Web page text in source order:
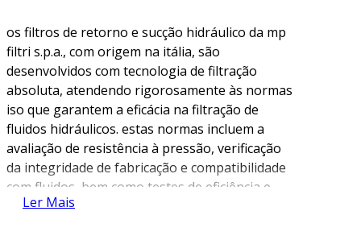
os filtros de retorno e sucção hidráulico da mp
filtri s.p.a., com origem na itália, são
desenvolvidos com tecnologia de filtração
absoluta, atendendo rigorosamente às normas
iso que garantem a eficácia na filtração de
fluidos hidráulicos. estas normas incluem a
avaliação de resistência à pressão, verificação
da integridade de fabricação e compatibilidade
com fluidos, bem como testes de eficiência e
fadiga dos elementos filtrantes. com vazão de
Ler Mais